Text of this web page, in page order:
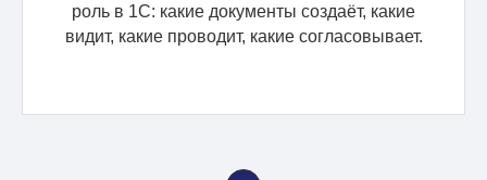
роль в 1С: какие документы создаёт, какие
видит, какие проводит, какие согласовывает.